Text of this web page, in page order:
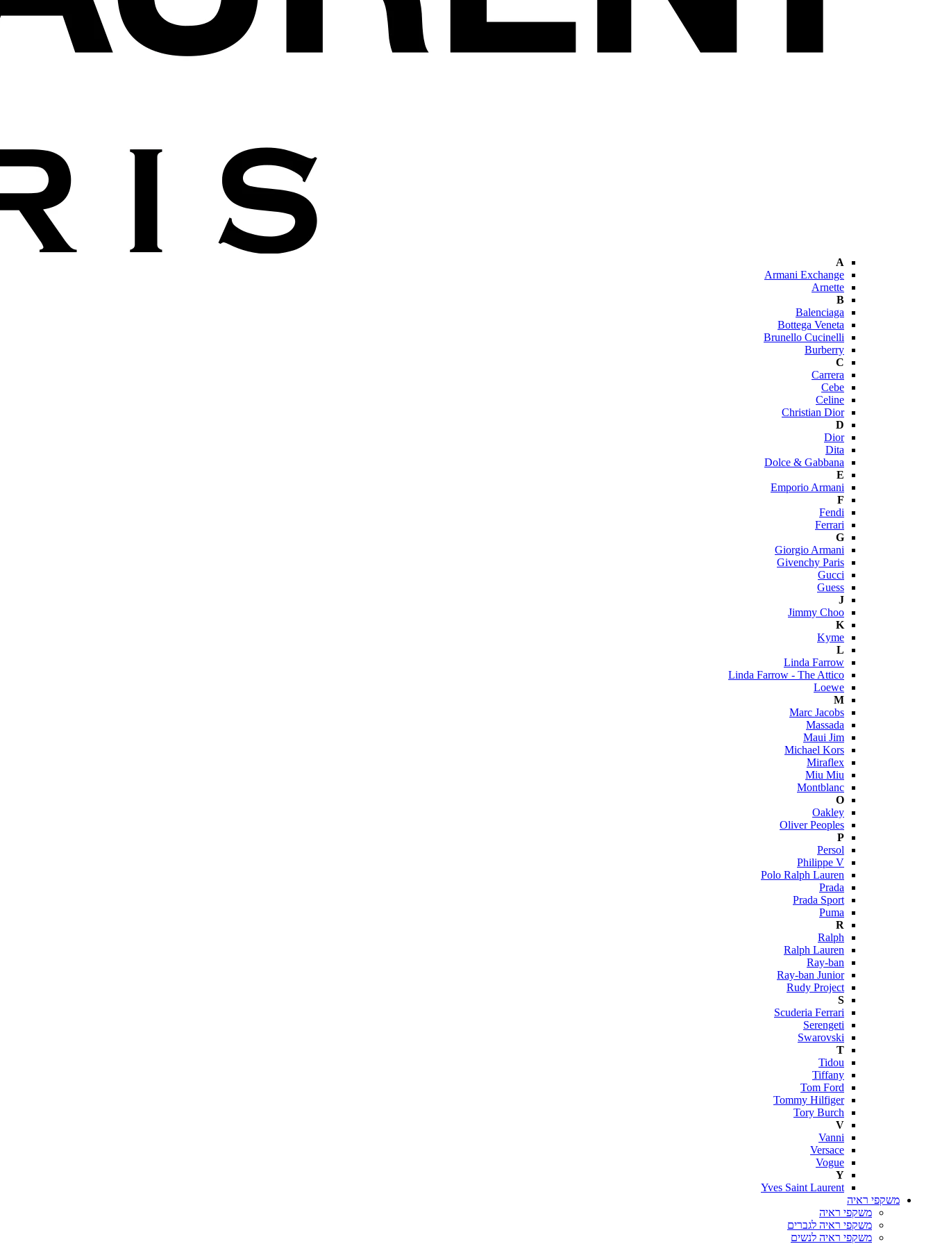
A
Armani Exchange
Arnette
B
Balenciaga
Bottega Veneta
Brunello Cucinelli
Burberry
C
Carrera
Cebe
Celine
Christian Dior
D
Dior
Dita
Dolce & Gabbana
E
Emporio Armani
F
Fendi
Ferrari
G
Giorgio Armani
Givenchy Paris
Gucci
Guess
J
Jimmy Choo
K
Kyme
L
Linda Farrow
Linda Farrow - The Attico
Loewe
M
Marc Jacobs
Massada
Maui Jim
Michael Kors
Miraflex
Miu Miu
Montblanc
O
Oakley
Oliver Peoples
P
Persol
Philippe V
Polo Ralph Lauren
Prada
Prada Sport
Puma
R
Ralph
Ralph Lauren
Ray-ban
Ray-ban Junior
Rudy Project
S
Scuderia Ferrari
Serengeti
Swarovski
T
Tidou
Tiffany
Tom Ford
Tommy Hilfiger
Tory Burch
V
Vanni
Versace
Vogue
Y
Yves Saint Laurent
משקפי ראיה
משקפי ראיה
משקפי ראיה לגברים
משקפי ראיה לנשים